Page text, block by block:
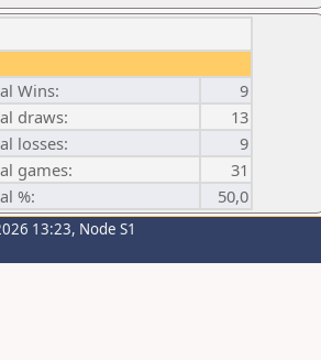
Wins:
9
draws:
13
losses:
9
games:
31
%: 50,0
13:23, Node S1